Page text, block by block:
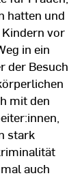
hatten und
vor
in ein
der Besuch
mit den
stark
auch